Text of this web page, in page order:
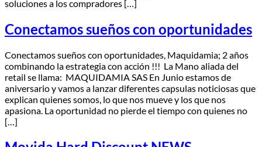
soluciones a los compradores […]
Conectamos sueños con oportunidades
Conectamos sueños con oportunidades, Maquidamia; 2 años
combinando la estrategia con acción !!! La Mano aliada del
retail se llama: MAQUIDAMIA SAS En Junio estamos de
aniversario y vamos a lanzar diferentes capsulas noticiosas que
explican quienes somos, lo que nos mueve y los que nos
apasiona. La oportunidad no pierde el tiempo con quienes no
[…]